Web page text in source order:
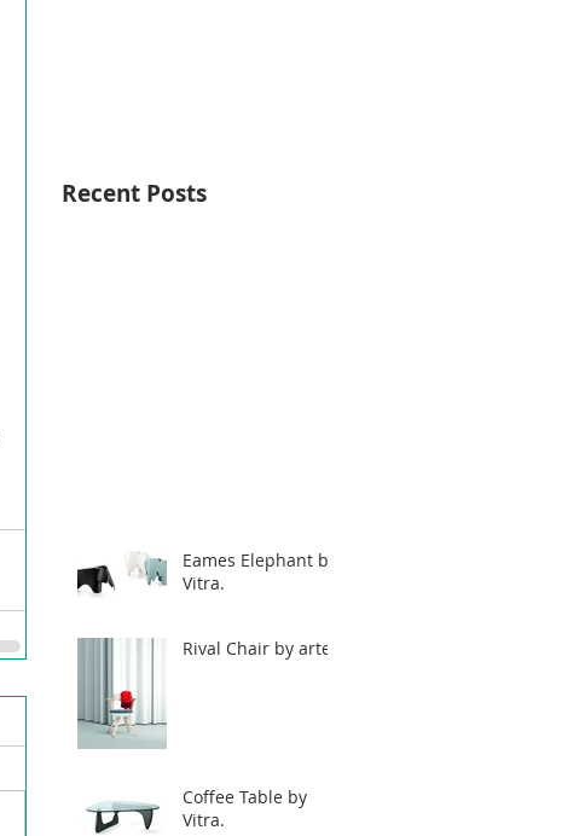
Recent Posts
Eames Elephant by
Vitra.
Rival Chair by artek
Coffee Table by
Vitra.